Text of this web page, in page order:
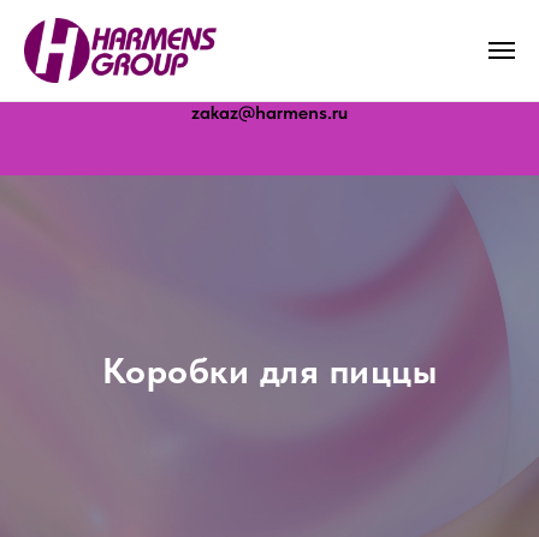
Молоково · Дубна · Белореченск · Бердск
zakaz@harmens.ru
Коробки для пиццы